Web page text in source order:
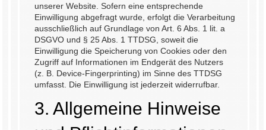
unserer Website. Sofern eine entsprechende
Einwilligung abgefragt wurde, erfolgt die Verarbeitung
ausschließlich auf Grundlage von Art. 6 Abs. 1 lit. a
DSGVO und § 25 Abs. 1 TTDSG, soweit die
Einwilligung die Speicherung von Cookies oder den
Zugriff auf Informationen im Endgerät des Nutzers
(z. B. Device-Fingerprinting) im Sinne des TTDSG
umfasst. Die Einwilligung ist jederzeit widerrufbar.
3. Allgemeine Hinweise